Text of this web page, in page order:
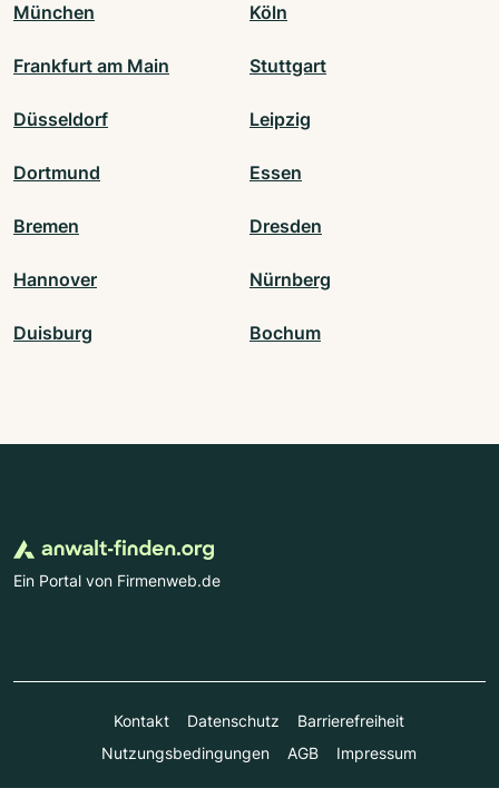
München Köln
Frankfurt am Main Stuttgart
Düsseldorf Leipzig
Dortmund Essen
Bremen Dresden
Hannover Nürnberg
Duisburg Bochum
Ein Portal von Firmenweb.de
Kontakt Datenschutz
Barrierefreiheit
Nutzungsbedingungen
AGB Impressum